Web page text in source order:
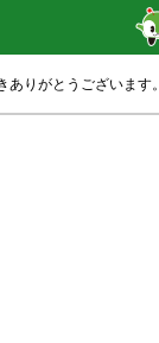
りがとうございます。